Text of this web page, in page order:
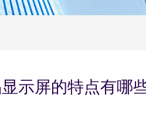
示屏的特点有哪